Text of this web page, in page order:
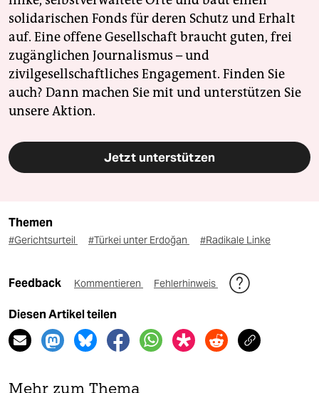
solidarischen Fonds für deren Schutz und Erhalt
auf. Eine offene Gesellschaft braucht guten, frei
zugänglichen Journalismus – und
zivilgesellschaftliches Engagement. Finden Sie
auch? Dann machen Sie mit und unterstützen Sie
unsere Aktion.
Jetzt unterstützen
Themen
#Gerichtsurteil #Türkei unter Erdoğan #Radikale Linke
Feedback Kommentieren Fehlerhinweis
Diesen Artikel teilen